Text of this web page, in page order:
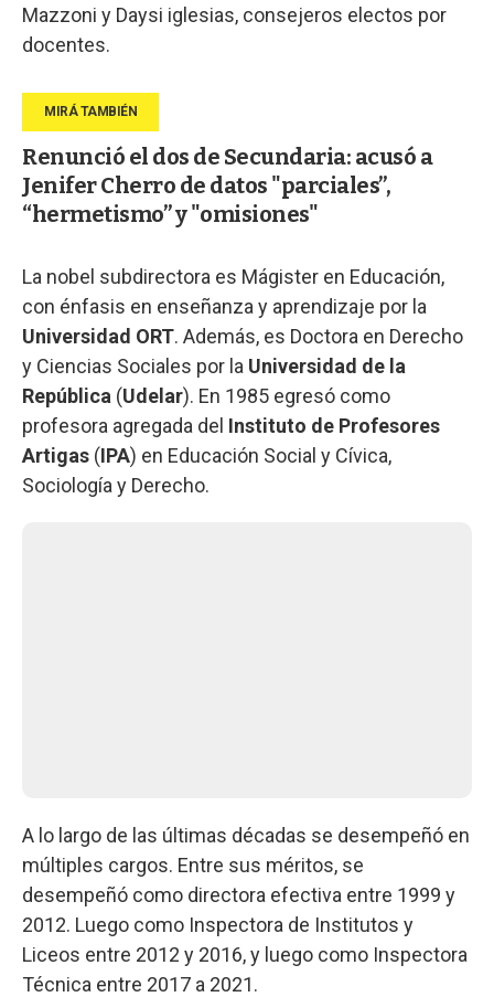
Mazzoni y Daysi iglesias, consejeros electos por
docentes.
Renunció el dos de Secundaria: acusó a
Jenifer Cherro de datos "parciales”,
“hermetismo” y "omisiones"
La nobel subdirectora es Mágister en Educación,
con énfasis en enseñanza y aprendizaje por la
Universidad ORT. Además, es Doctora en Derecho
y Ciencias Sociales por la Universidad de la
República (Udelar). En 1985 egresó como
profesora agregada del Instituto de Profesores
Artigas (IPA) en Educación Social y Cívica,
Sociología y Derecho.
A lo largo de las últimas décadas se desempeñó en
múltiples cargos. Entre sus méritos, se
desempeñó como directora efectiva entre 1999 y
2012. Luego como Inspectora de Institutos y
Liceos entre 2012 y 2016, y luego como Inspectora
Técnica entre 2017 a 2021.